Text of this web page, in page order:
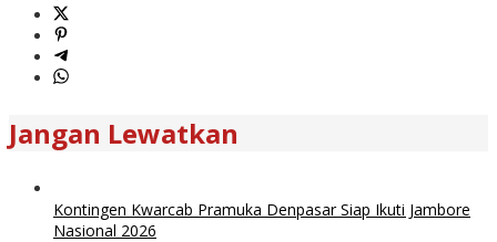
Jangan Lewatkan
Kontingen Kwarcab Pramuka Denpasar Siap Ikuti Jambore
Nasional 2026